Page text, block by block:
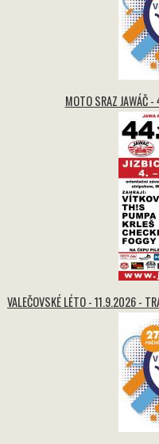
MOTO SRAZ
VALEČOVSKÉ LÉTO - 11.9.2026 -